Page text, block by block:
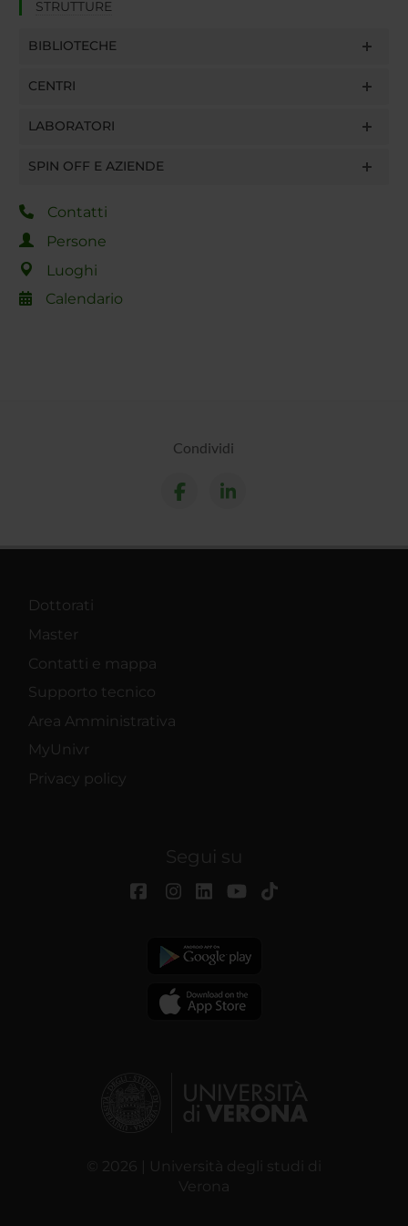
STRUTTURE
BIBLIOTECHE
CENTRI
LABORATORI
SPIN OFF E AZIENDE
Contatti
Persone
Luoghi
Calendario
Condividi
Dottorati
Master
Contatti e mappa
Supporto tecnico
Area Amministrativa
MyUnivr
Privacy policy
Segui su
© 2026 | Università degli studi di
Verona